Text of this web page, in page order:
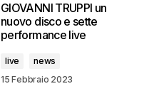
GIOVANNI TRUPPI un
nuovo disco e sette
performance live
live
news
15 Febbraio 2023